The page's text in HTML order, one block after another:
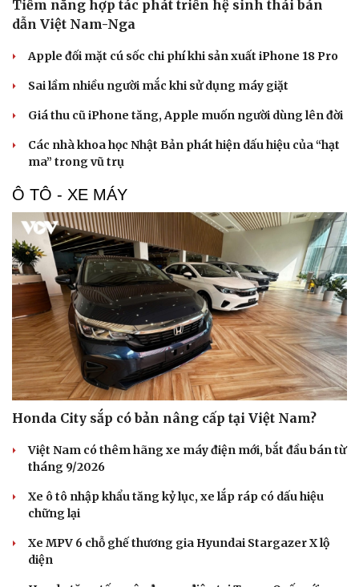
Sân khấu - Điện ảnh
Văn học
Di sản
Nghệ sĩ
Tiềm năng hợp tác phát triển hệ sinh thái bán
dẫn Việt Nam-Nga
Apple đối mặt cú sốc chi phí khi sản xuất iPhone 18 Pro
Sai lầm nhiều người mắc khi sử dụng máy giặt
Giá thu cũ iPhone tăng, Apple muốn người dùng lên đời
Các nhà khoa học Nhật Bản phát hiện dấu hiệu của “hạt
ma” trong vũ trụ
Ô TÔ - XE MÁY
Honda City sắp có bản nâng cấp tại Việt Nam?
Việt Nam có thêm hãng xe máy điện mới, bắt đầu bán từ
tháng 9/2026
Xe ô tô nhập khẩu tăng kỷ lục, xe lắp ráp có dấu hiệu
chững lại
Xe MPV 6 chỗ ghế thương gia Hyundai Stargazer X lộ
diện